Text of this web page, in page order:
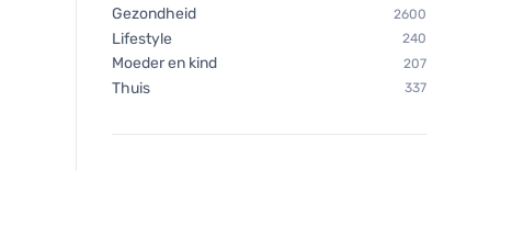
Gezondheid 2600
Lifestyle 240
Moeder en kind 207
Thuis 337